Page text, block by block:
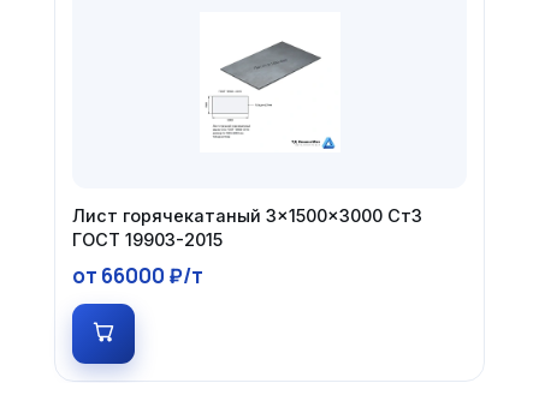
Лист горячекатаный 3×1500×3000 Ст3
ГОСТ 19903-2015
от 66000 ₽/т